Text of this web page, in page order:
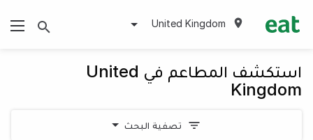
United Kingdom
استكشف المطاعم في United
Kingdom
تصفية البحث